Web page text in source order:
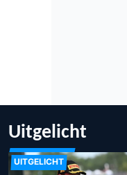
Uitgelicht
UITGELICHT